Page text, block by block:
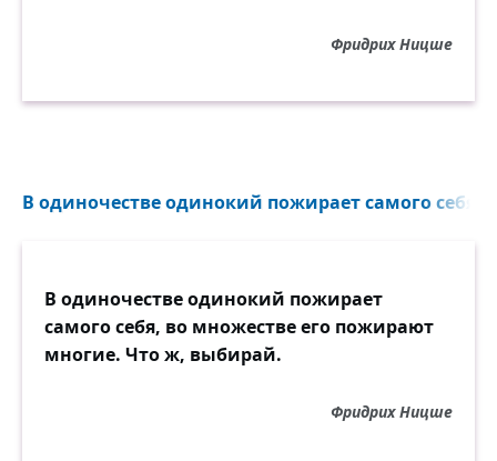
Фридрих Ницше
В одиночестве одинокий пожирает самого себя...
В одиночестве одинокий пожирает
самого себя, во множестве его пожирают
многие. Что ж, выбирай.
Фридрих Ницше